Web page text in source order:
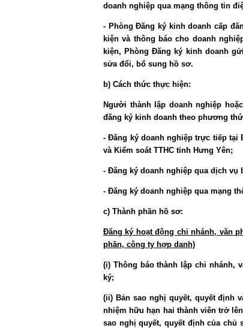
doanh nghiệp qua mạng thông tin
- Phòng Đăng ký kinh doanh cấp
kiện và thông báo cho doanh
kiện, Phòng Đăng ký kinh doanh
sửa đổi, bổ sung hồ sơ.
b) Cách thức thực hiện:
Người thành lập doanh nghiệp
đăng ký kinh doanh theo phương
- Đăng ký doanh nghiệp trực tiếp tại
và Kiểm soát TTHC tỉnh Hưng Yên;
- Đăng ký doanh nghiệp qua dịch vụ
- Đăng ký doanh nghiệp qua mạng
c) Thành phần hồ sơ:
Đăng ký hoạt động chi nhánh, văn
phần, công ty hợp danh)
(i) Thông báo thành lập chi nhánh,
ký;
(ii) Bản sao nghị quyết, quyết định
nhiệm hữu hạn hai thành viên trở
sao nghị quyết, quyết định của